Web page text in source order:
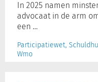
In 2025 namen
advocaat in de arm
een …
Participatiewet,
Wmo